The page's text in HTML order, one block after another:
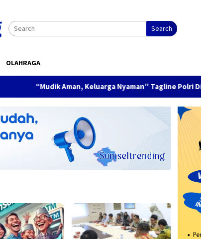
Search
OLAHRAGA
“Mudik Aman, Keluarga Nyaman” Tagline Polri Di Musim